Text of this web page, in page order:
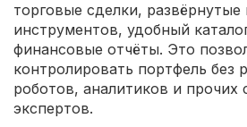
торговые сделки, развёрнутые
инструментов, удобный
финансовые отчёты. Это
контролировать портфель без
роботов, аналитиков и прочих
экспертов.